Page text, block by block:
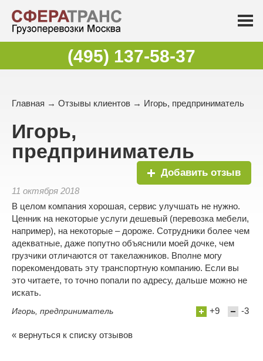
(495) 137-58-37
Главная → Отзывы клиентов → Игорь, предприниматель
Игорь,
предприниматель
Добавить отзыв
11 октября 2018
В целом компания хорошая, сервис улучшать не нужно.
Ценник на некоторые услуги дешевый (перевозка мебели,
например), на некоторые – дороже. Сотрудники более чем
адекватные, даже попутно объяснили моей дочке, чем
грузчики отличаются от такелажников. Вполне могу
порекомендовать эту транспортную компанию. Если вы
это читаете, то точно попали по адресу, дальше можно не
искать.
Игорь, предприниматель +9 -3
« вернуться к списку отзывов